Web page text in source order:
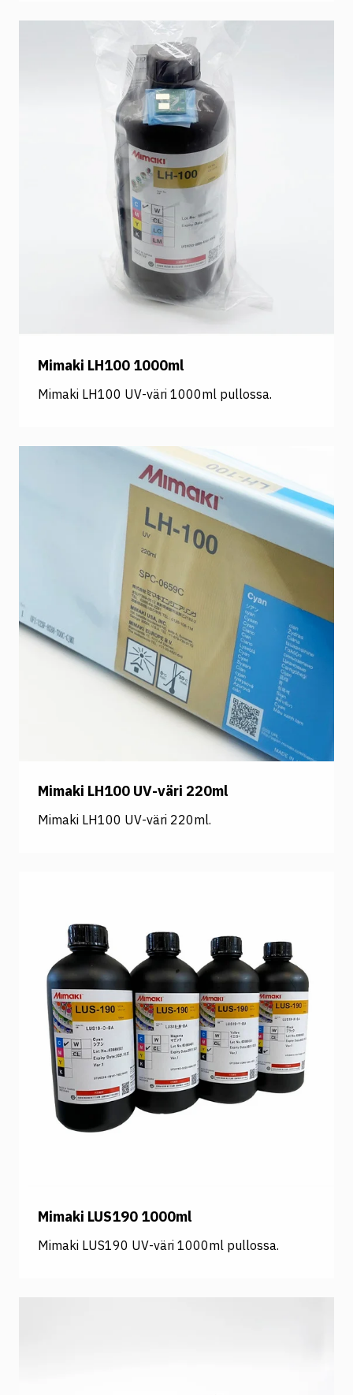
Mimaki LH100 1000ml
Mimaki LH100 UV-väri 1000ml pullossa.
Mimaki LH100 UV-väri 220ml
Mimaki LH100 UV-väri 220ml.
Mimaki LUS190 1000ml
Mimaki LUS190 UV-väri 1000ml pullossa.